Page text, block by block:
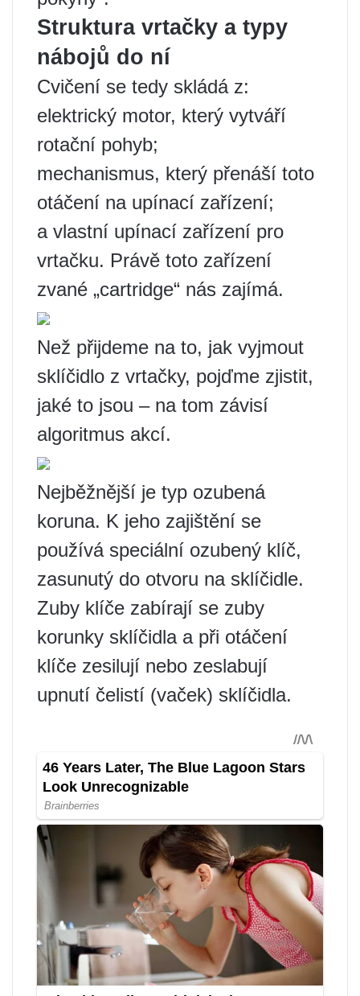
Struktura vrtačky a typy
nábojů do ní
Cvičení se tedy skládá z:
elektrický motor, který vytváří
rotační pohyb;
mechanismus, který přenáší toto
otáčení na upínací zařízení;
a vlastní upínací zařízení pro
vrtačku. Právě toto zařízení
zvané „cartridge“ nás zajímá.
Než přijdeme na to, jak vyjmout
sklíčidlo z vrtačky, pojďme zjistit,
jaké to jsou – na tom závisí
algoritmus akcí.
Nejběžnější je typ ozubená
koruna. K jeho zajištění se
používá speciální ozubený klíč,
zasunutý do otvoru na sklíčidle.
Zuby klíče zabírají se zuby
korunky sklíčidla a při otáčení
klíče zesilují nebo zeslabují
upnutí čelistí (vaček) sklíčidla.